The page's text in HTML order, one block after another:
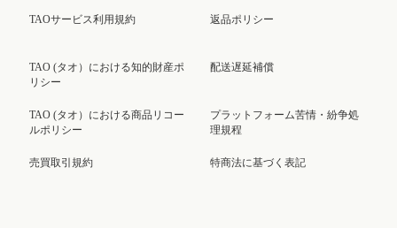
TAOサービス利用規約
TAO (タオ）における知的財産ポ
リシー
TAO (タオ）における商品リコー
ルポリシー
売買取引規約
返品ポリシー
配送遅延補償
プラットフォーム苦情・紛争処
理規程
特商法に基づく表記